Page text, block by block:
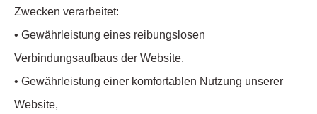
Zwecken verarbeitet:
• Gewährleistung eines reibungslosen
Verbindungsaufbaus der Website,
• Gewährleistung einer komfortablen Nutzung unserer
Website,